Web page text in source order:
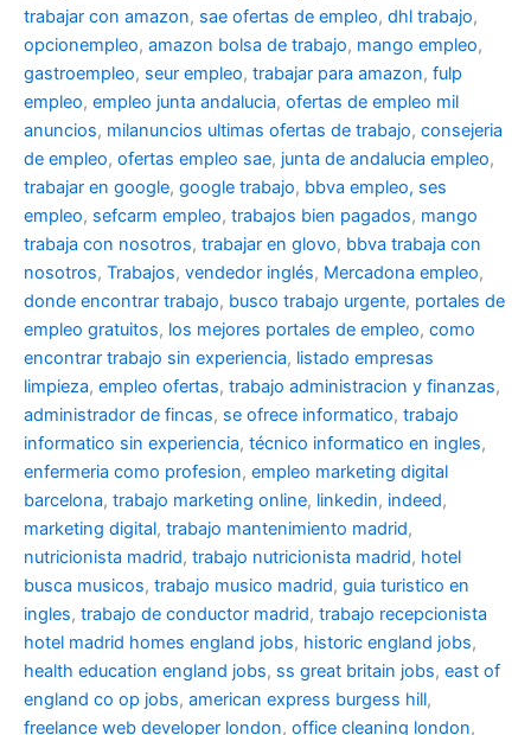
trabajar con amazon, sae ofertas de empleo, dhl trabajo,
opcionempleo, amazon bolsa de trabajo, mango empleo,
gastroempleo, seur empleo, trabajar para amazon, fulp
empleo, empleo junta andalucia, ofertas de empleo mil
anuncios, milanuncios ultimas ofertas de trabajo, consejeria
de empleo, ofertas empleo sae, junta de andalucia empleo,
trabajar en google, google trabajo, bbva empleo, ses
empleo, sefcarm empleo, trabajos bien pagados, mango
trabaja con nosotros, trabajar en glovo, bbva trabaja con
nosotros, Trabajos, vendedor inglés, Mercadona empleo,
donde encontrar trabajo, busco trabajo urgente, portales de
empleo gratuitos, los mejores portales de empleo, como
encontrar trabajo sin experiencia, listado empresas
limpieza, empleo ofertas, trabajo administracion y finanzas,
administrador de fincas, se ofrece informatico, trabajo
informatico sin experiencia, técnico informatico en ingles,
enfermeria como profesion, empleo marketing digital
barcelona, trabajo marketing online, linkedin, indeed,
marketing digital, trabajo mantenimiento madrid,
nutricionista madrid, trabajo nutricionista madrid, hotel
busca musicos, trabajo musico madrid, guia turistico en
ingles, trabajo de conductor madrid, trabajo recepcionista
hotel madrid homes england jobs, historic england jobs,
health education england jobs, ss great britain jobs, east of
england co op jobs, american express burgess hill,
freelance web developer london, office cleaning london,